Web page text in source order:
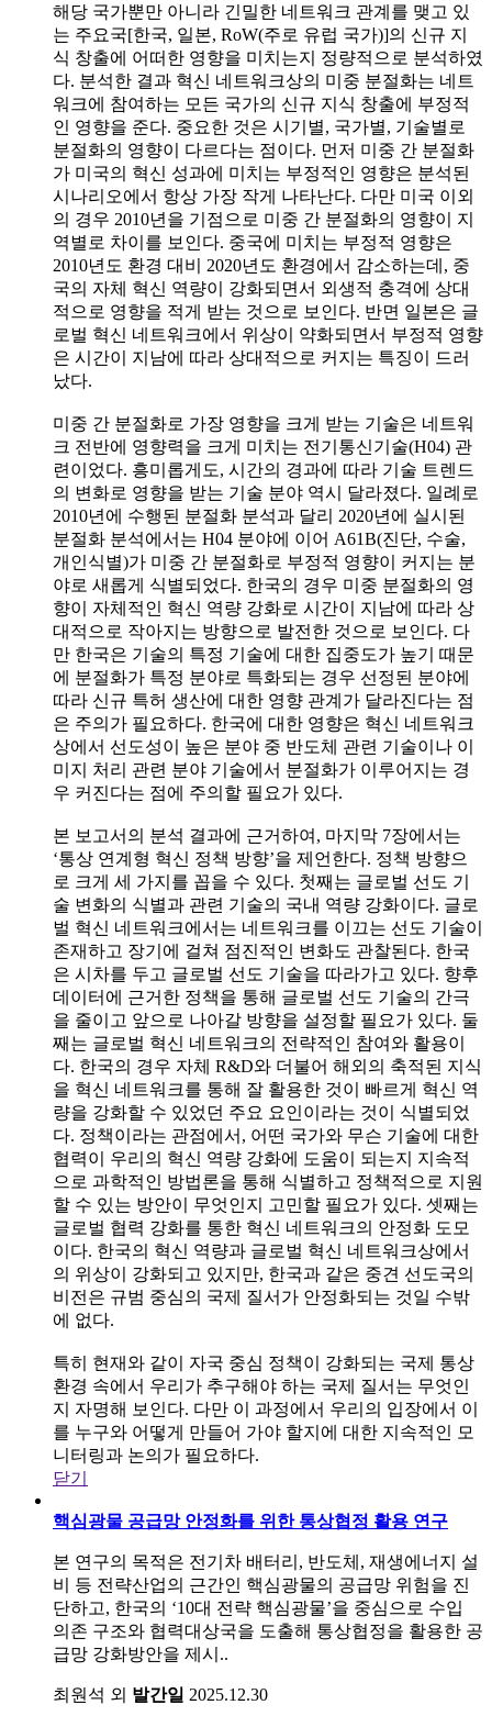
해당 국가뿐만 아니라 긴밀한 네트워크 관계를 맺고 있
는 주요국[한국, 일본, RoW(주로 유럽 국가)]의 신규 지
식 창출에 어떠한 영향을 미치는지 정량적으로 분석하였
다. 분석한 결과 혁신 네트워크상의 미중 분절화는 네트
워크에 참여하는 모든 국가의 신규 지식 창출에 부정적
인 영향을 준다. 중요한 것은 시기별, 국가별, 기술별로
분절화의 영향이 다르다는 점이다. 먼저 미중 간 분절화
가 미국의 혁신 성과에 미치는 부정적인 영향은 분석된
시나리오에서 항상 가장 작게 나타난다. 다만 미국 이외
의 경우 2010년을 기점으로 미중 간 분절화의 영향이 지
역별로 차이를 보인다. 중국에 미치는 부정적 영향은
2010년도 환경 대비 2020년도 환경에서 감소하는데, 중
국의 자체 혁신 역량이 강화되면서 외생적 충격에 상대
적으로 영향을 적게 받는 것으로 보인다. 반면 일본은 글
로벌 혁신 네트워크에서 위상이 약화되면서 부정적 영향
은 시간이 지남에 따라 상대적으로 커지는 특징이 드러
났다.
미중 간 분절화로 가장 영향을 크게 받는 기술은 네트워
크 전반에 영향력을 크게 미치는 전기통신기술(H04) 관
련이었다. 흥미롭게도, 시간의 경과에 따라 기술 트렌드
의 변화로 영향을 받는 기술 분야 역시 달라졌다. 일례로
2010년에 수행된 분절화 분석과 달리 2020년에 실시된
분절화 분석에서는 H04 분야에 이어 A61B(진단, 수술,
개인식별)가 미중 간 분절화로 부정적 영향이 커지는 분
야로 새롭게 식별되었다. 한국의 경우 미중 분절화의 영
향이 자체적인 혁신 역량 강화로 시간이 지남에 따라 상
대적으로 작아지는 방향으로 발전한 것으로 보인다. 다
만 한국은 기술의 특정 기술에 대한 집중도가 높기 때문
에 분절화가 특정 분야로 특화되는 경우 선정된 분야에
따라 신규 특허 생산에 대한 영향 관계가 달라진다는 점
은 주의가 필요하다. 한국에 대한 영향은 혁신 네트워크
상에서 선도성이 높은 분야 중 반도체 관련 기술이나 이
미지 처리 관련 분야 기술에서 분절화가 이루어지는 경
우 커진다는 점에 주의할 필요가 있다.
본 보고서의 분석 결과에 근거하여, 마지막 7장에서는
‘통상 연계형 혁신 정책 방향’을 제언한다. 정책 방향으
로 크게 세 가지를 꼽을 수 있다. 첫째는 글로벌 선도 기
술 변화의 식별과 관련 기술의 국내 역량 강화이다. 글로
벌 혁신 네트워크에서는 네트워크를 이끄는 선도 기술이
존재하고 장기에 걸쳐 점진적인 변화도 관찰된다. 한국
은 시차를 두고 글로벌 선도 기술을 따라가고 있다. 향후
데이터에 근거한 정책을 통해 글로벌 선도 기술의 간극
을 줄이고 앞으로 나아갈 방향을 설정할 필요가 있다. 둘
째는 글로벌 혁신 네트워크의 전략적인 참여와 활용이
다. 한국의 경우 자체 R&D와 더불어 해외의 축적된 지식
을 혁신 네트워크를 통해 잘 활용한 것이 빠르게 혁신 역
량을 강화할 수 있었던 주요 요인이라는 것이 식별되었
다. 정책이라는 관점에서, 어떤 국가와 무슨 기술에 대한
협력이 우리의 혁신 역량 강화에 도움이 되는지 지속적
으로 과학적인 방법론을 통해 식별하고 정책적으로 지원
할 수 있는 방안이 무엇인지 고민할 필요가 있다. 셋째는
글로벌 협력 강화를 통한 혁신 네트워크의 안정화 도모
이다. 한국의 혁신 역량과 글로벌 혁신 네트워크상에서
의 위상이 강화되고 있지만, 한국과 같은 중견 선도국의
비전은 규범 중심의 국제 질서가 안정화되는 것일 수밖
에 없다.
특히 현재와 같이 자국 중심 정책이 강화되는 국제 통상
환경 속에서 우리가 추구해야 하는 국제 질서는 무엇인
지 자명해 보인다. 다만 이 과정에서 우리의 입장에서 이
를 누구와 어떻게 만들어 가야 할지에 대한 지속적인 모
니터링과 논의가 필요하다.
닫기
핵심광물 공급망 안정화를 위한 통상협정 활용 연구
본 연구의 목적은 전기차 배터리, 반도체, 재생에너지 설
비 등 전략산업의 근간인 핵심광물의 공급망 위험을 진
단하고, 한국의 ‘10대 전략 핵심광물’을 중심으로 수입
의존 구조와 협력대상국을 도출해 통상협정을 활용한 공
급망 강화방안을 제시..
최원석 외 발간일 2025.12.30